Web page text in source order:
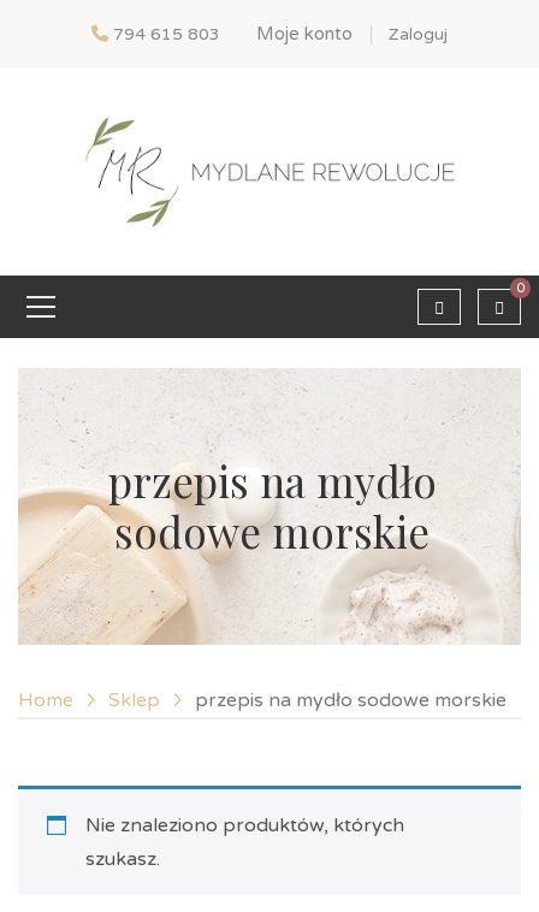
794 615 803 Moje konto Zaloguj
0
przepis na mydło
sodowe morskie
Home Sklep przepis na mydło sodowe morskie
Nie znaleziono produktów, których
szukasz.